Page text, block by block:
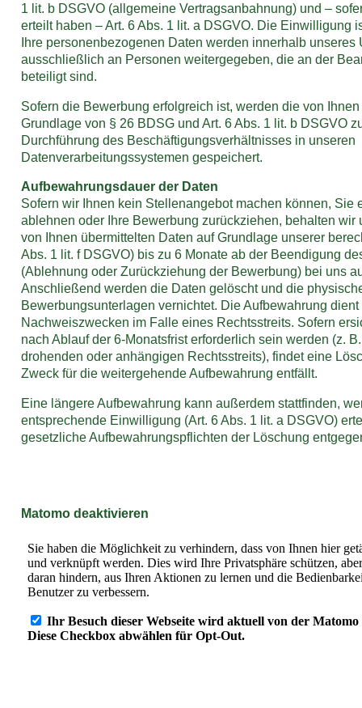
1 lit. b DSGVO (allgemeine Vertragsanbahnung) und –
erteilt haben – Art. 6 Abs. 1 lit. a DSGVO. Die Einwilligung
Ihre personenbezogenen Daten werden innerhalb unseres
ausschließlich an Personen weitergegeben, die an der
beteiligt sind.
Sofern die Bewerbung erfolgreich ist, werden die von
Grundlage von § 26 BDSG und Art. 6 Abs. 1 lit. b DSGVO
Durchführung des Beschäftigungsverhältnisses in unseren
Datenverarbeitungssystemen gespeichert.
Aufbewahrungsdauer der Daten
Sofern wir Ihnen kein Stellenangebot machen können, Sie
ablehnen oder Ihre Bewerbung zurückziehen, behalten wir
von Ihnen übermittelten Daten auf Grundlage unserer
Abs. 1 lit. f DSGVO) bis zu 6 Monate ab der Beendigung
(Ablehnung oder Zurückziehung der Bewerbung) bei uns
Anschließend werden die Daten gelöscht und die
Bewerbungsunterlagen vernichtet. Die Aufbewahrung
Nachweiszwecken im Falle eines Rechtsstreits. Sofern
nach Ablauf der 6-Monatsfrist erforderlich sein werden (z.
drohenden oder anhängigen Rechtsstreits), findet eine
Zweck für die weitergehende Aufbewahrung entfällt.
Eine längere Aufbewahrung kann außerdem stattfinden,
entsprechende Einwilligung (Art. 6 Abs. 1 lit. a DSGVO)
gesetzliche Aufbewahrungspflichten der Löschung
Matomo deaktivieren